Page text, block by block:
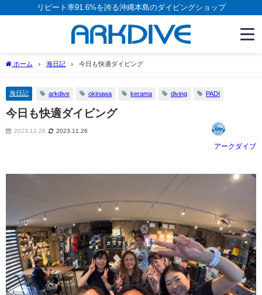
リピート率91.6%を誇る沖縄本島のダイビングショップ
ホーム 海日記 今日も快適ダイビング
海日記 arkdive okinawa kerama diving PADI
今日も快適ダイビング
2023.11.26 2023.11.26
アークダイブ